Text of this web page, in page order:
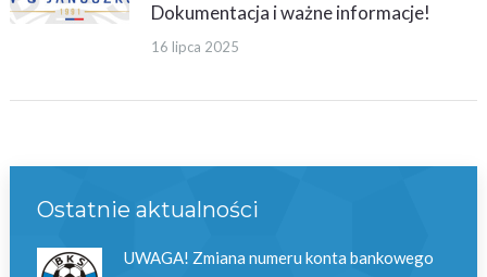
Dokumentacja i ważne informacje!
16 lipca 2025
Ostatnie aktualności
UWAGA! Zmiana numeru konta bankowego